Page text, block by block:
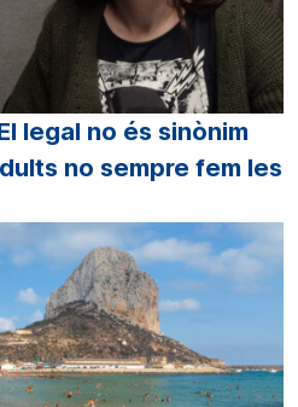
legal no és sinònim
no sempre fem les